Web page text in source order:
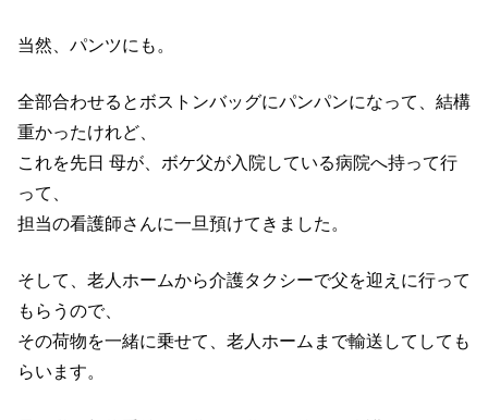
当然、パンツにも。
全部合わせるとボストンバッグにパンパンになって、結構
重かったけれど、
これを先日 母が、ボケ父が入院している病院へ持って行
って、
担当の看護師さんに一旦預けてきました。
そして、老人ホームから介護タクシーで父を迎えに行って
もらうので、
その荷物を一緒に乗せて、老人ホームまで輸送してしても
らいます。